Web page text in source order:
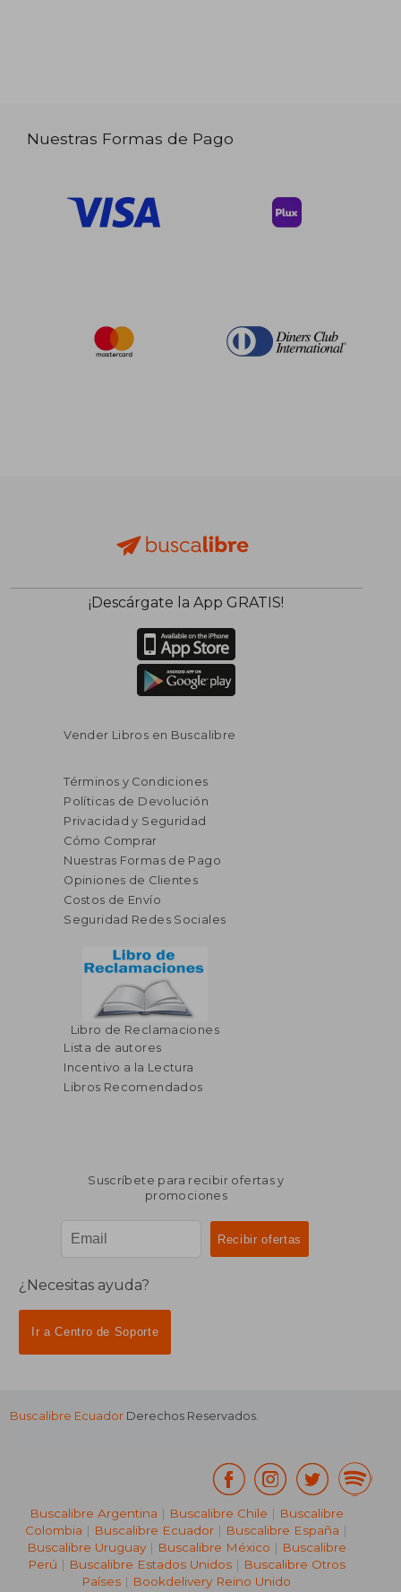
Nuestras Formas de Pago
¡Descárgate la App GRATIS!
Vender Libros en Buscalibre
Términos y Condiciones
Políticas de Devolución
Privacidad y Seguridad
Cómo Comprar
Nuestras Formas de Pago
Opiniones de Clientes
Costos de Envío
Seguridad Redes Sociales
Libro de Reclamaciones
Lista de autores
Incentivo a la Lectura
Libros Recomendados
Suscríbete para recibir ofertas y
promociones
¿Necesitas ayuda?
Ir a Centro de Soporte
Buscalibre Ecuador Derechos Reservados.
Buscalibre Argentina | Buscalibre Chile | Buscalibre
Colombia | Buscalibre Ecuador | Buscalibre España |
Buscalibre Uruguay| Buscalibre México | Buscalibre
Perú | Buscalibre Estados Unidos| Buscalibre Otros
Países | Bookdelivery Reino Unido